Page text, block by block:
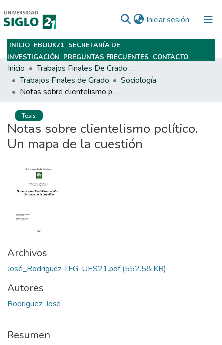
Iniciar sesión (current)
Subir
INICIO EBOOK21 SECRETARÍA DE
INVESTIGACIÓN PREGUNTAS FRECUENTES CONTACTO
Inicio
Trabajos Finales De Grado Y Posgrado
Trabajos Finales de Grado
Sociología
Notas sobre clientelismo político. Un mapa de la cuestión
Tesis
Notas sobre clientelismo político.
Un mapa de la cuestión
Archivos
José_Rodriguez-TFG-UES21.pdf(552.58 KB)
Autores
Rodriguez, José
Resumen